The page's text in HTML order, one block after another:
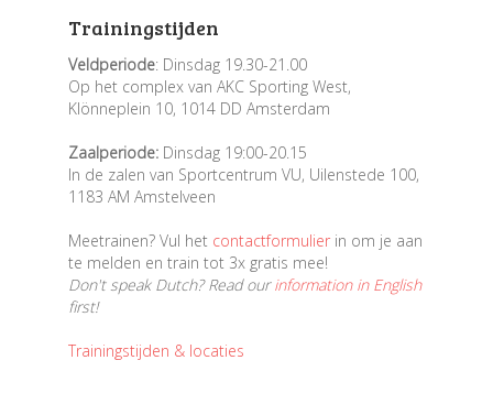
Trainingstijden
Veldperiode: Dinsdag 19.30-21.00
Op het complex van AKC Sporting West,
Klönneplein 10, 1014 DD Amsterdam
Zaalperiode:Dinsdag 19:00-20.15
In de zalen van Sportcentrum VU, Uilenstede 100,
1183 AM Amstelveen
Meetrainen? Vul het contactformulierin om je aan
te melden en train tot 3x gratis mee!
Don't speak Dutch? Read ourinformation in English
first!
Trainingstijden & locaties